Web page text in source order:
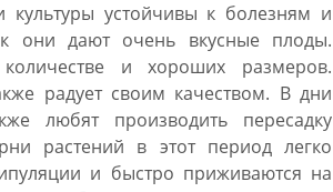
устойчивы к болезням и
они дают очень вкусные плоды.
и хороших размеров.
радует своим качеством. В дни
любят производить пересадку
растений в этот период легко
и быстро приживаются на